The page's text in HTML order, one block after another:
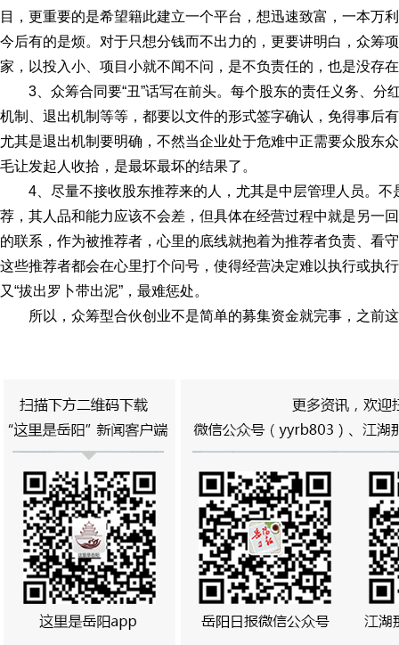
目，更重要的是希望籍此建立一个平台，想迅速致富，一本万
今后有的是烦。对于只想分钱而不出力的，更要讲明白，众筹
家，以投入小、项目小就不闻不问，是不负责任的，也是没存
3、众筹合同要“丑”话写在前头。每个股东的责任义务、
机制、退出机制等等，都要以文件的形式签字确认，免得事后
尤其是退出机制要明确，不然当企业处于危难中正需要众股东
毛让发起人收拾，是最坏最坏的结果了。
4、尽量不接收股东推荐来的人，尤其是中层管理人员。
荐，其人品和能力应该不会差，但具体在经营过程中就是另一
的联系，作为被推荐者，心里的底线就抱着为推荐者负责、看
这些推荐者都会在心里打个问号，使得经营决定难以执行或执
又“拔出罗卜带出泥”，最难惩处。
所以，众筹型合伙创业不是简单的募集资金就完事，之前